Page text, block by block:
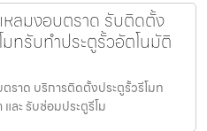
หลมงอบตราด รับติดตั้ง
ทรับทำประตูรั้วอัตโนมัติ
ราด บริการติดตั้งประตูรั้วรีโมท
ละ รับซ่อมประตูรีโม